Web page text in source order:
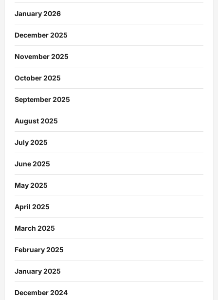
January 2026
December 2025
November 2025
October 2025
September 2025
August 2025
July 2025
June 2025
May 2025
April 2025
March 2025
February 2025
January 2025
December 2024